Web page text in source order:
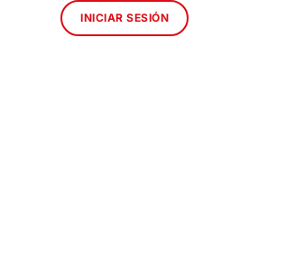
INICIAR SESIÓN